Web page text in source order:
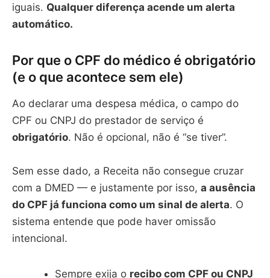
iguais. Qualquer diferença acende um alerta
automático.
Por que o CPF do médico é obrigatório
(e o que acontece sem ele)
Ao declarar uma despesa médica, o campo do
CPF ou CNPJ do prestador de serviço é
obrigatório. Não é opcional, não é “se tiver”.
Sem esse dado, a Receita não consegue cruzar
com a DMED — e justamente por isso, a ausência
do CPF já funciona como um sinal de alerta. O
sistema entende que pode haver omissão
intencional.
Sempre exija o recibo com CPF ou CNPJ